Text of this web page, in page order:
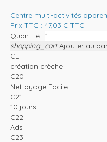
Centre multi-activités
Prix TTC : 47,03 € TTC
Quantité :
shopping_cart Ajouter au
CE
création crèche
C20
Nettoyage Facile
C21
10 jours
C22
Ads
C23